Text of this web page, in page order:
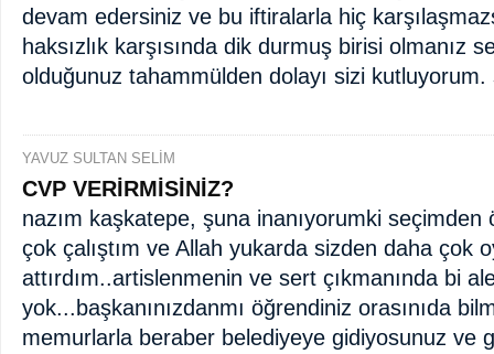
devam edersiniz ve bu iftiralarla hiç
haksızlık karşısında dik durmuş birisi olmanız
olduğunuz tahammülden dolayı sizi kutluyorum.
YAVUZ SULTAN SELİM
CVP VERİRMİSİNİZ?
nazım kaşkatepe, şuna inanıyorumki
çok çalıştım ve Allah yukarda sizden daha çok
attırdım..artislenmenin ve sert çıkmanında bi
yok...başkanınızdanmı öğrendiniz orasınıda
memurlarla beraber belediyeye gidiyosunuz ve